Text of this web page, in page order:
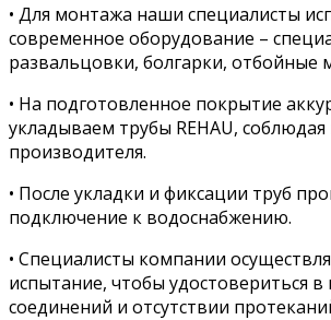
• Для монтажа наши специалисты
современное оборудование –
развальцовки, болгарки, отбойные
• На подготовленное покрытие
укладываем трубы REHAU,
производителя.
• После укладки и фиксации труб
подключение к водоснабжению.
• Специалисты компании
испытание, чтобы удостовериться в
соединений и отсутствии